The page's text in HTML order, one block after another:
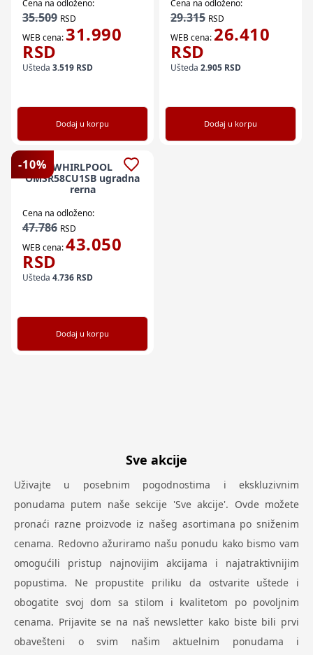
Cena na odloženo:
35.509 RSD
WEB cena:31.990
RSD
Ušteda 3.519 RSD
Dodaj u korpu
Cena na odloženo:
29.315 RSD
WEB cena: 26.410
RSD
Ušteda 2.905 RSD
Dodaj u korpu
-10% WHIRLPOOL
OMSR58CU1SB ugradna
rerna
Cena na odloženo:
47.786 RSD
WEB cena:43.050
RSD
Ušteda 4.736 RSD
Dodaj u korpu
Sve akcije
Uživajte u posebnim pogodnostima i ekskluzivnim
ponudama putem naše sekcije 'Sve akcije'. Ovde možete
pronaći razne proizvode iz našeg asortimana po sniženim
cenama. Redovno ažuriramo našu ponudu kako bismo vam
omogućili pristup najnovijim akcijama i najatraktivnijim
popustima. Ne propustite priliku da ostvarite uštede i
obogatite svoj dom sa stilom i kvalitetom po povoljnim
cenama. Prijavite se na naš newsletter kako biste bili prvi
obavešteni o svim našim aktuelnim ponudama i